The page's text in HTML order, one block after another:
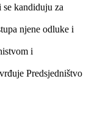
kandiduju za
njene odluke i
i
Predsjedništvo